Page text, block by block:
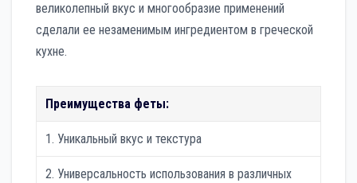
великолепный вкус и многообразие применений
сделали ее незаменимым ингредиентом в греческой
кухне.
Преимущества феты:
1. Уникальный вкус и текстура
2. Универсальность использования в различных